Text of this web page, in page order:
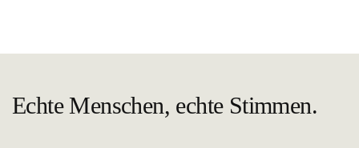
Echte Menschen, echte Stimmen.